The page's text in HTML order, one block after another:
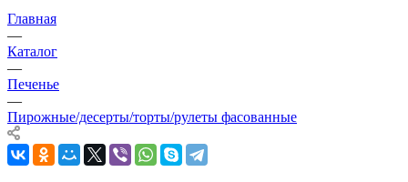
Главная
—
Каталог
—
Печенье
—
Пирожные/десерты/торты/рулеты фасованные